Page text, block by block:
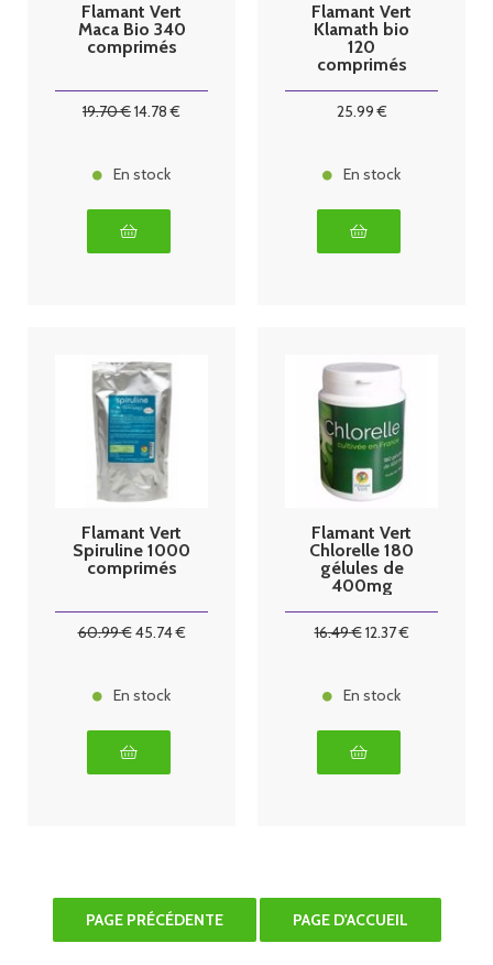
Flamant Vert
Maca Bio 340
comprimés
19.70€14.78 €
En stock
Flamant Vert
Klamath bio
120
comprimés
25.99€
En stock
Flamant Vert
Spiruline 1000
comprimés
60.99€45.74€
En stock
Flamant Vert
Chlorelle 180
gélules de
400mg
16.49€12.37€
En stock